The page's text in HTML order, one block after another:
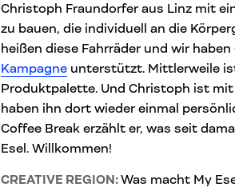
Christoph Fraundorfer aus Linz mit
zu bauen, die individuell an die
heißen diese Fahrräder und wir
Kampagneunterstützt. Mittlerweile
Produktpalette. Und Christoph ist mit
haben ihn dort wieder einmal
Coffee Break erzählt er, was seit
Esel. Willkommen!
CREATIVE REGION:Was macht My